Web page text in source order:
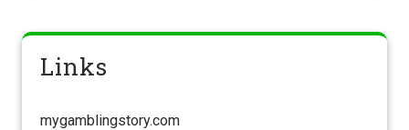
Links
mygamblingstory.com